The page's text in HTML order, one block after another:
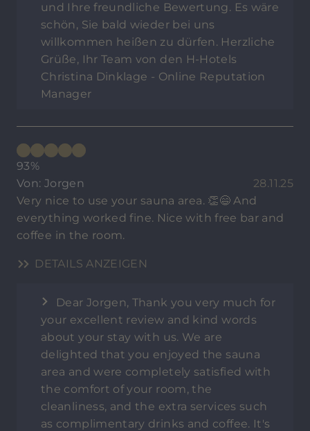
und Ihre freundliche Bewertung. Es wäre
schön, Sie bald wieder bei uns
willkommen heißen zu dürfen. Herzliche
Grüße, Ihr Team von den H-Hotels
Christina Dinklage - Online Reputation
Manager
93%
Von: Jorgen
28.11.25
Very nice to use your sauna area. 👏😄 And
everything worked fine. Nice with free bar and
coffee in the room.
DETAILS ANZEIGEN
Dear Jorgen, Thank you very much for
your excellent review and kind words
about your stay with us. We are
delighted that you enjoyed the sauna
area and were completely satisfied with
the comfort of your room, the
cleanliness, and the extra services such
as complimentary drinks and coffee. It's